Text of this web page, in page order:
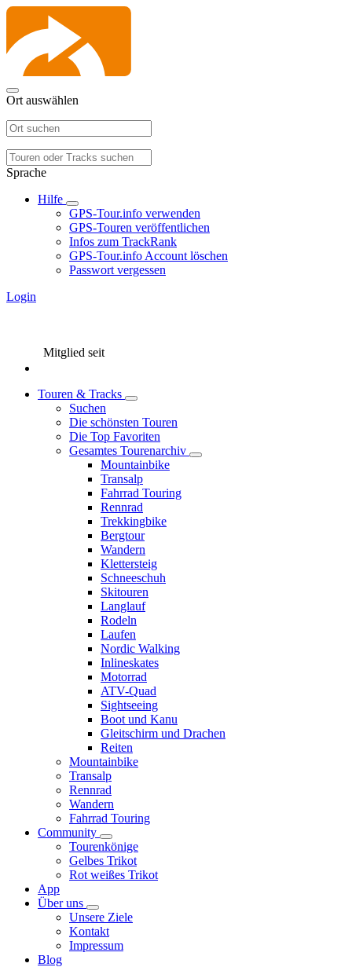
Ort auswählen
Sprache
Hilfe
GPS-Tour.info verwenden
GPS-Touren veröffentlichen
Infos zum TrackRank
GPS-Tour.info Account löschen
Passwort vergessen
Login
Mitglied seit
Touren & Tracks
Suchen
Die schönsten Touren
Die Top Favoriten
Gesamtes Tourenarchiv
Mountainbike
Transalp
Fahrrad Touring
Rennrad
Trekkingbike
Bergtour
Wandern
Klettersteig
Schneeschuh
Skitouren
Langlauf
Rodeln
Laufen
Nordic Walking
Inlineskates
Motorrad
ATV-Quad
Sightseeing
Boot und Kanu
Gleitschirm und Drachen
Reiten
Mountainbike
Transalp
Rennrad
Wandern
Fahrrad Touring
Community
Tourenkönige
Gelbes Trikot
Rot weißes Trikot
App
Über uns
Unsere Ziele
Kontakt
Impressum
Blog